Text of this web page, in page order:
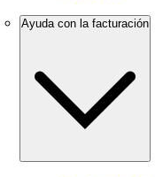
Ayuda con la facturación